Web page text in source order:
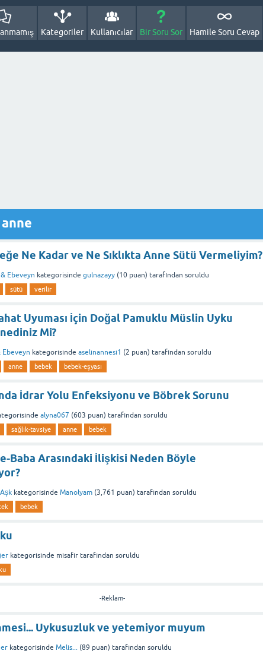
Kategoriler Kullanıcılar Bir Soru Sor Hamile Soru Cevap
Ne Kadar ve Ne Sıklıkta Anne Sütü Vermeliyim?
Ebeveyn kategorisinde gulnazayy (10 puan) tarafından soruldu
sütü verilir
Uyuması İçin Doğal Pamuklu Müslin Uyku
Mi?
Ebeveyn kategorisinde aselinannesi1 (2 puan) tarafından soruldu
anne bebek bebek-eşyası
İdrar Yolu Enfeksiyonu ve Böbrek Sorunu
alyna067 (603 puan) tarafından soruldu
sağlık-tavsiye anne bebek
Baba Arasındaki İlişkisi Neden Böyle
kategorisinde Manolyam (3,761 puan) tarafından soruldu
bebek
kategorisinde misafir tarafından soruldu
-Reklam-
Uykusuzluk ve yetemiyor muyum
kategorisinde Melis... (89 puan) tarafından soruldu